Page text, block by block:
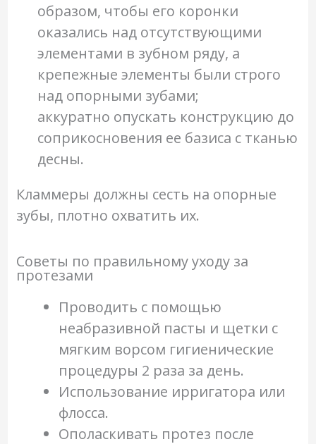
образом, чтобы его коронки
оказались над отсутствующими
элементами в зубном ряду, а
крепежные элементы были строго
над опорными зубами;
аккуратно опускать конструкцию до
соприкосновения ее базиса с тканью
десны.
Кламмеры должны сесть на опорные
зубы, плотно охватить их.
Советы по правильному уходу за
протезами
Проводить с помощью
неабразивной пасты и щетки с
мягким ворсом гигиенические
процедуры 2 раза за день.
Использование ирригатора или
флосса.
Ополаскивать протез после